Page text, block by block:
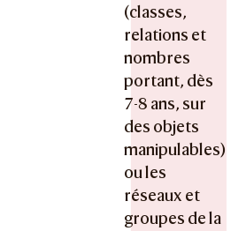
(classes,
relations et
nombres
portant, dès
7-8 ans, sur
des objets
manipulables)
ou les
réseaux et
groupes de la